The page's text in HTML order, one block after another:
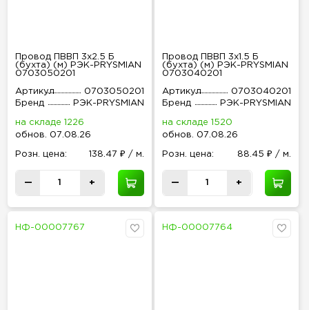
Провод ПВВП 3х2.5 Б
(бухта) (м) РЭК-PRYSMIAN
0703050201
Артикул
0703050201
Бренд
РЭК-PRYSMIAN
на складе 1226
обнов
07.08.26
Розн цена: 138.47 ₽ / м.
— +
Провод ПВВП 3х1.5 Б
(бухта) (м) РЭК-PRYSMIAN
0703040201
Артикул
0703040201
Бренд
РЭК-PRYSMIAN
на складе 1520
обнов
07.08.26
Розн цена: 88.45 ₽ / м.
— +
НФ-00007767 НФ-00007764